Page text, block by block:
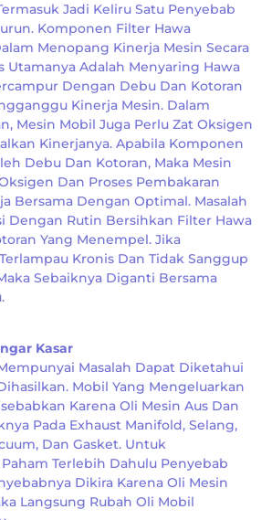
Jadi Keliru Satu Penyebab
Komponen Filter Hawa
Menopang Kinerja Mesin Secara
Utamanya Adalah Menyaring Hawa
Dengan Debu Dan Kotoran
Kinerja Mesin. Dalam
Mesin Mobil Juga Perlu Zat Oksigen
Kinerjanya. Apabila Komponen
Debu Dan Kotoran, Maka Mesin
Dan Proses Pembakaran
Bersama Dengan Optimal. Masalah
Dengan Rutin Bersihkan Filter Hawa
Yang Menempel. Jika
Kronis Dan Tidak Sanggup
Sebaiknya Diganti Bersama
Kasar
Masalah Dapat Diketahui
Mobil Yang Mengeluarkan
Karena Oli Mesin Aus Dan
Pada Exhaust Manifold, Selang,
Dan Gasket. Untuk
Terlebih Dahulu Penyebab
Dikira Karena Oli Mesin
Langsung Rubah Oli Mobil